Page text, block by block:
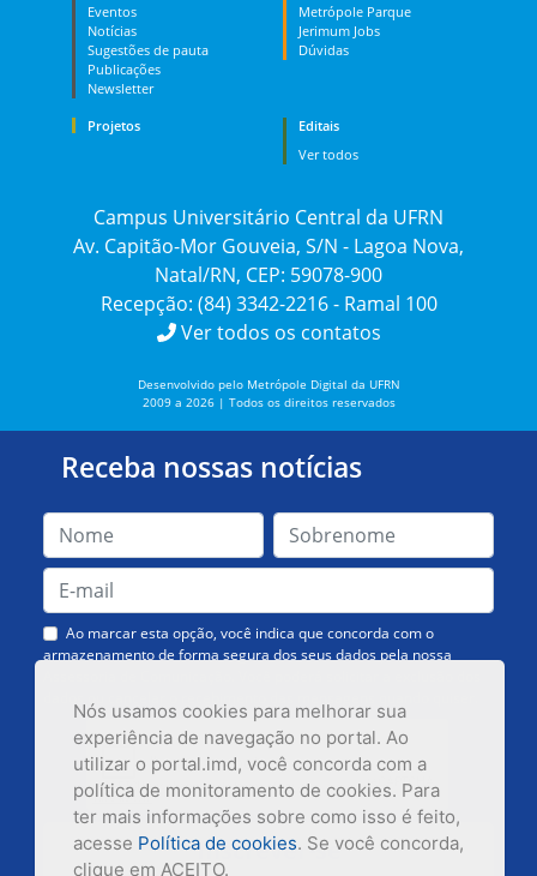
Nós usamos cookies para melhorar sua
experiência de navegação no portal. Ao
utilizar o portal.imd, você concorda com a
política de monitoramento de cookies. Para
ter mais informações sobre como isso é feito,
acesse Política de cookies. Se você concorda,
clique em ACEITO.
Eventos
Notícias
Sugestões de pauta
Publicações
Newsletter
Metrópole Parque
Jerimum Jobs
Dúvidas
Projetos
Editais
Ver todos
Campus Universitário Central da UFRN
Av. Capitão-Mor Gouveia, S/N - Lagoa Nova,
Natal/RN, CEP: 59078-900
Recepção: (84) 3342-2216 - Ramal 100
Ver todos os contatos
Desenvolvido pelo Metrópole Digital da UFRN
2009 a 2026 | Todos os direitos reservados
Receba nossas notícias
Ao marcar esta opção, você indica que concorda com o
armazenamento de forma segura dos seus dados pela nossa
Inscrever-se